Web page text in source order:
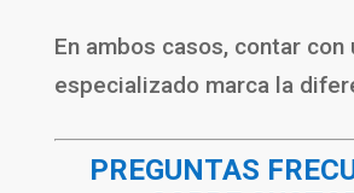
En ambos casos, contar con
especializado marca la
PREGUNTAS